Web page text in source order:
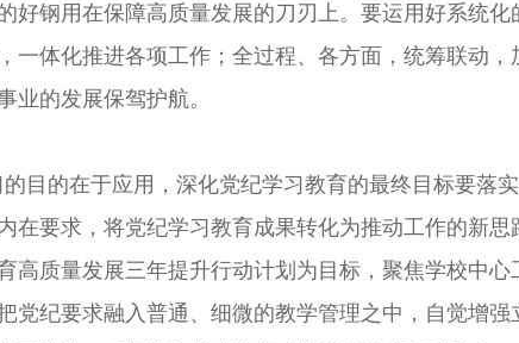
好钢用在保障高质量发展的刀刃上。要运用好系统
一体化推进各项工作；全过程、各方面，统筹联动
业的发展保驾护航。
目的在于应用，深化党纪学习教育的最终目标要落
在要求，将党纪学习教育成果转化为推动工作的新
高质量发展三年提升行动计划为目标，聚焦学校中
党纪要求融入普通、细微的教学管理之中，自觉增